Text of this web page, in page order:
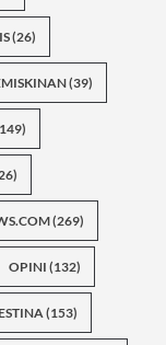
(26)
(39)
(269)
OPINI (132)
(153)